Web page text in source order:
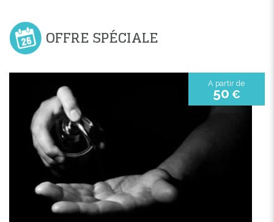
OFFRE SPÉCIALE
A partir de
50 €